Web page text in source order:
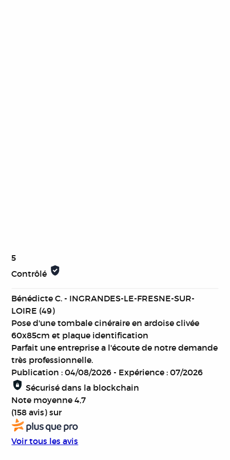
5
Contrôlé
Bénédicte C. - INGRANDES-LE-FRESNE-SUR-
LOIRE (49)
Pose d'une tombale cinéraire en ardoise clivée
60x85cm et plaque identification
Parfait une entreprise a l'écoute de notre demande
très professionnelle.
Publication : 04/08/2026 - Expérience : 07/2026
Sécurisé dans la blockchain
Note moyenne4,7
(158 avis)sur
Voir tous les avis